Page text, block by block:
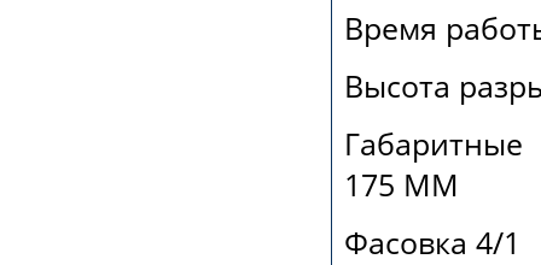
Время
Высота
175 ММ
Фасовка 4/1